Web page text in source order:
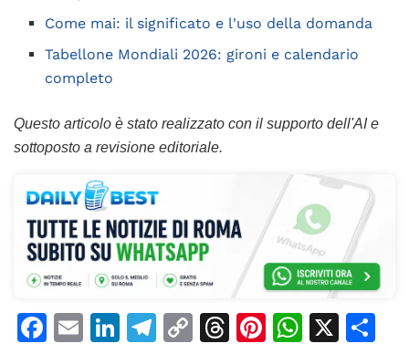
Come mai: il significato e l'uso della domanda
Tabellone Mondiali 2026: gironi e calendario
completo
Questo articolo è stato realizzato con il supporto dell'AI e
sottoposto a revisione editoriale.
F
E
Li
T
C
T
Pi
W
X